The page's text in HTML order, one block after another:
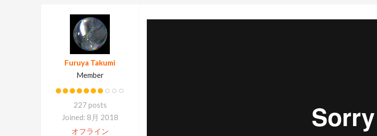
Furuya Takumi
Member
227 posts
Joined: 8月 2018
オフライン